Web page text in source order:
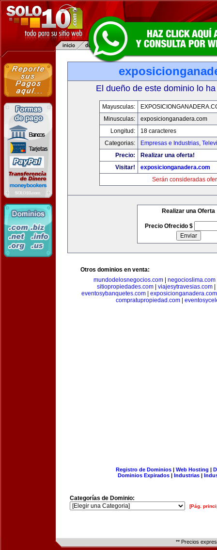
El dueño de este dominio lo
Mayusculas:
Minusculas:
exposicionganadera.com
Longitud:
18 caracteres
Categorias:
Empresas e Industrias,
Precio:
Realizar una oferta!
Visitar!
exposicionganadera.com
Serán consideradas
Realizar una Oferta
Precio Ofrecido $
Otros dominios en venta:
mundodelosnegocios.com| negocioslima.com
sitiopropiedades.com| viajesytravesias.com|
eventosybanquetes.com| exposicionganadera.com
compratupropiedad.com
Registro de Dominios| Web Hosting |
Dominios Expirados | Industrias |
Categorías de Dominio:
[Pág.
** Precios